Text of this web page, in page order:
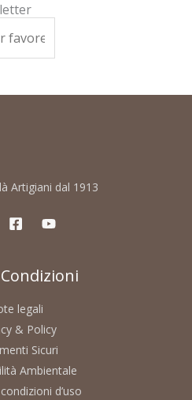
Artigiani dal 1913
legali
& Policy
Sicuri
Ambientale
d’uso